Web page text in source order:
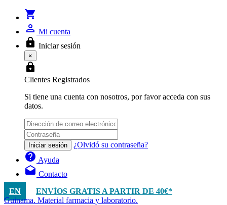
shopping_cart
person_outline Mi cuenta
lock Iniciar sesión
×
lock
Clientes Registrados
Si tiene una cuenta con nosotros, por favor acceda con sus
datos.
Iniciar sesión ¿Olvidó su contraseña?
help Ayuda
drafts Contacto
EN
ENVÍOS GRATIS A PARTIR DE 40€*
Guinama. Material farmacia y laboratorio.